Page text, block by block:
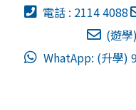
電話 : 2114 4088
(遊學)
WhatApp: (升學)